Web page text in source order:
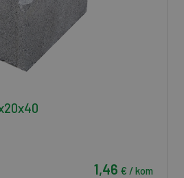
1,46 € / kom